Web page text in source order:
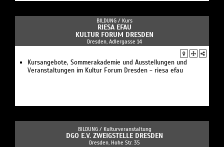
BILDUNG / Kurs
RIESA EFAU
KULTUR FORUM DRESDEN
Dresden, Adlergasse 14
Kursangebote, Sommerakademie und Ausstellungen und
Veranstaltungen im Kultur Forum Dresden - riesa efau
BILDUNG / Kulturveranstaltung
DGO E.V. ZWEIGSTELLE DRESDEN
Dresden, Hohe Str. 35